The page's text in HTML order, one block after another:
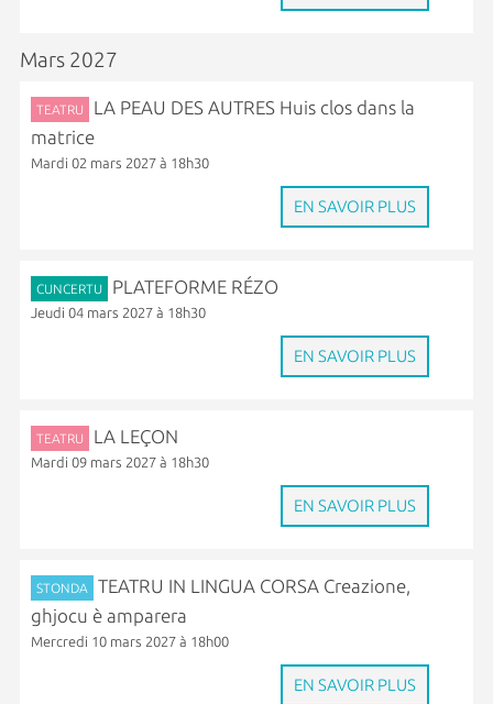
Mars 2027
TEATRU
LA PEAU DES AUTRES Huis clos dans la
matrice
Mardi 02 mars 2027 à 18h30
EN SAVOIR PLUS
CUNCERTU PLATEFORME RÉZO
Jeudi 04 mars 2027 à 18h30
EN SAVOIR PLUS
TEATRU LA LEÇON
Mardi 09 mars 2027 à 18h30
EN SAVOIR PLUS
STONDA
TEATRU IN LINGUA CORSA Creazione,
ghjocu è amparera
Mercredi 10 mars 2027 à 18h00
EN SAVOIR PLUS